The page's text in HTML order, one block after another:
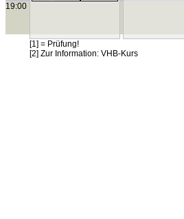
19:00
[1] = Prüfung!
[2] Zur Information: VHB-Kurs